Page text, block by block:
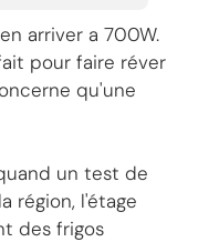
arriver a 700W.
pour faire réver
qu'une
un test de
région, l'étage
des frigos